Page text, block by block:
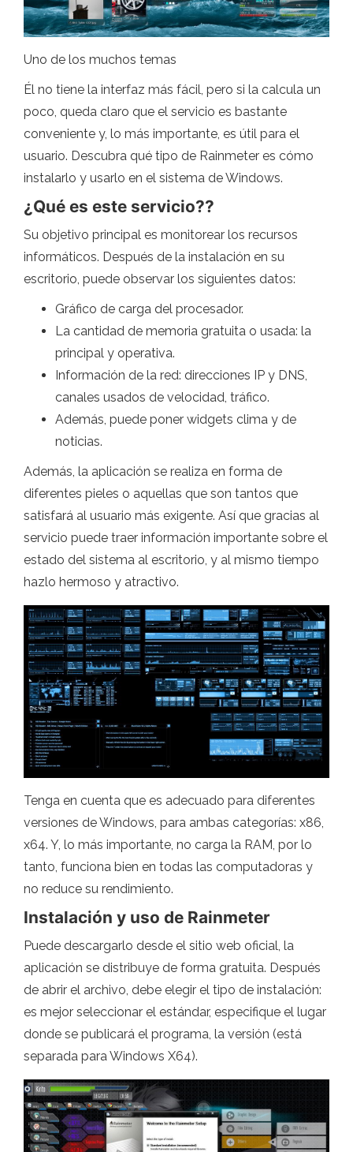
Uno de los muchos temas
Él no tiene la interfaz más fácil, pero si la calcula un
poco, queda claro que el servicio es bastante
conveniente y, lo más importante, es útil para el
usuario. Descubra qué tipo de Rainmeter es cómo
instalarlo y usarlo en el sistema de Windows.
¿Qué es este servicio??
Su objetivo principal es monitorear los recursos
informáticos. Después de la instalación en su
escritorio, puede observar los siguientes datos:
Gráfico de carga del procesador.
La cantidad de memoria gratuita o usada: la
principal y operativa.
Información de la red: direcciones IP y DNS,
canales usados ​​de velocidad, tráfico.
Además, puede poner widgets clima y de
noticias.
Además, la aplicación se realiza en forma de
diferentes pieles o aquellas que son tantos que
satisfará al usuario más exigente. Así que gracias al
servicio puede traer información importante sobre el
estado del sistema al escritorio, y al mismo tiempo
hazlo hermoso y atractivo.
Tenga en cuenta que es adecuado para diferentes
versiones de Windows, para ambas categorías: x86,
x64. Y, lo más importante, no carga la RAM, por lo
tanto, funciona bien en todas las computadoras y
no reduce su rendimiento.
Instalación y uso de Rainmeter
Puede descargarlo desde el sitio web oficial, la
aplicación se distribuye de forma gratuita. Después
de abrir el archivo, debe elegir el tipo de instalación:
es mejor seleccionar el estándar, especifique el lugar
donde se publicará el programa, la versión (está
separada para Windows X64).